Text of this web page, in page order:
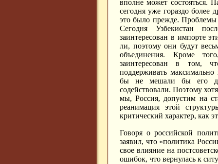
вполне может состояться.
сегодня уже гораздо более
это было прежде. Проблемы
Сегодня Узбекистан
заинтересован в импорте
ли, поэтому они будут
объединения. Кроме
заинтересован в том,
поддерживать
бы не мешали бы его
содействовали. Поэтому
мы, Россия, допустим на
реанимация этой
критический характер, как
Говоря о российской
заявил, что «политика
свое влияние на
ошибок, что вернулась к